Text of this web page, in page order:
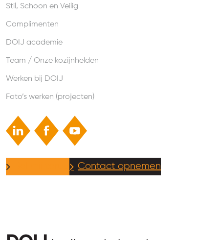
Stil, Schoon en Veilig
Complimenten
DOIJ academie
Team / Onze kozijnhelden
Werken bij DOIJ
Foto’s werken (projecten)
Contact opnemen